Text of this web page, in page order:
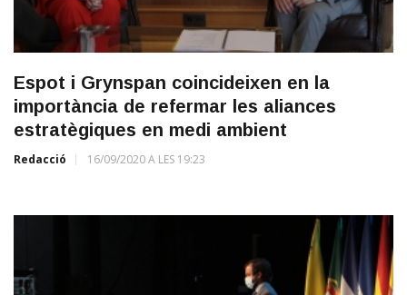
Espot i Grynspan coincideixen en la
importància de refermar les aliances
estratègiques en medi ambient
Redacció 16/09/2020 A LES 19:23